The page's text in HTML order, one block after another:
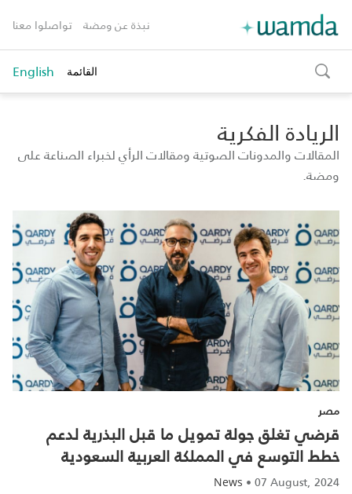
نبذة عن ومضة تواصلوا معنا
toggle
search
القائمة English
الريادة الفكرية
المقالات والمدونات الصوتية ومقالات الرأي لخبراء الصناعة على
ومضة.
مصر
قرضي تغلق جولة تمويل ما قبل البذرية لدعم
خطط التوسع في المملكة العربية السعودية
News •07 August, 2024